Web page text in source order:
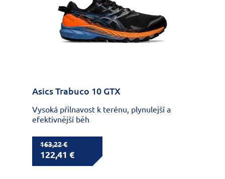
Asics Trabuco 10 GTX
Vysoká přilnavost k terénu, plynulejší a
efektivnější běh
163,22 €
122,41 €